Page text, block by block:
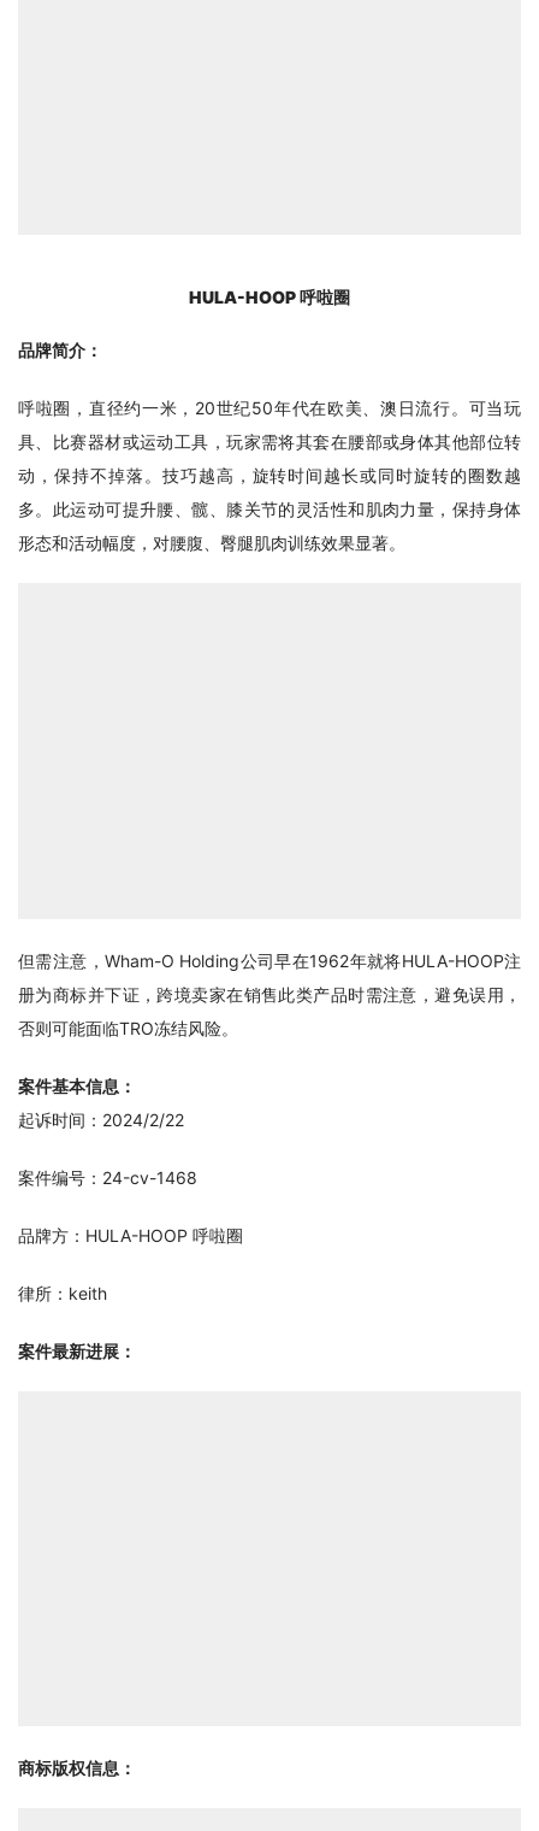
HULA-HOOP 呼啦圈
品牌简介：
呼啦圈，直径约一米，20世纪50年代在欧美、澳日流行。可当玩
具、比赛器材或运动工具，玩家需将其套在腰部或身体其他部位转
动，保持不掉落。技巧越高，旋转时间越长或同时旋转的圈数越
多。此运动可提升腰、髋、膝关节的灵活性和肌肉力量，保持身体
形态和活动幅度，对腰腹、臀腿肌肉训练效果显著。
但需注意，Wham-O Holding公司早在1962年就将HULA-HOOP注
册为商标并下证，跨境卖家在销售此类产品时需注意，避免误用，
否则可能面临TRO冻结风险。
案件基本信息：
起诉时间：2024/2/22
案件编号：24-cv-1468
品牌方：HULA-HOOP 呼啦圈
律所：keith
案件最新进展：
商标版权信息 ：